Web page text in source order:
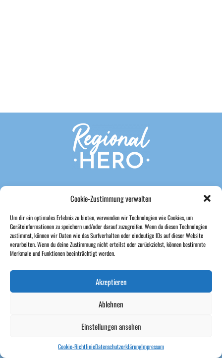
Cookie-Zustimmung verwalten
Um dir ein optimales Erlebnis zu bieten, verwenden wir Technologien wie Cookies, um
Geräteinformationen zu speichern und/oder darauf zuzugreifen. Wenn du diesen Technologien
zustimmst, können wir Daten wie das Surfverhalten oder eindeutige IDs auf dieser Website
verarbeiten. Wenn du deine Zustimmung nicht erteilst oder zurückziehst, können bestimmte
Merkmale und Funktionen beeinträchtigt werden.
Akzeptieren
Ablehnen
Einstellungen ansehen
Cookie-RichtlinieDatenschutzerklärungImpressum
GUTHABENABFRAGE
FAQ
BLOG
030/66771233